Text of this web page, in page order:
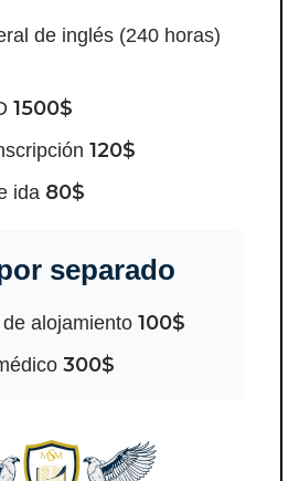
de inglés (240 horas)
1500$
120$
ida 80$
separado
alojamiento 100$
300$